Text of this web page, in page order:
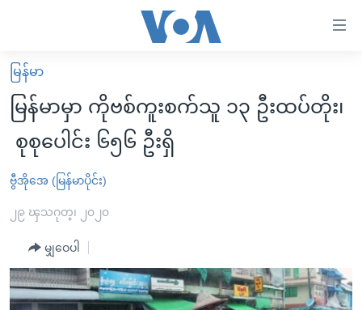
လွယ်ကူ
စေ
Link
များ
ပင်မ
ကျော်
ကြည့်
မူလစာမျက်နှာ
မြန်မာ
ကမ္ဘာ့သတင်းများ
နိုင်ငံတကာ
အစ္စရေး-ပါလက်စတိုင်း
ဗွီဒီယို
အင်္ဂလိပ်စာလေ့လာမယ်
အမေရိကန်သုံးအီဒီယံ
အပတ်စဉ်ကဏ္ဍများ
မြန်မာ
မြန်မာမှာ ကိုဗစ်ကူးစက်သူ ၁၃ ဦးထပ်တိုး၊
စုစုပေါင်း ၆၅၆ ဦးရှိ
ဗွီအိုအေ (မြန်မာပိုင်း)
၂၉ ၾသဂုတ္၊ ၂၀၂၀
မျှဝေပါ